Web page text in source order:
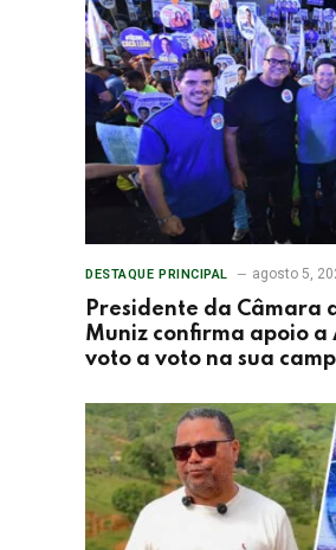
DESTAQUE PRINCIPAL agosto 5,
Presidente da Câmara
Muniz confirma apoio
voto a voto na sua